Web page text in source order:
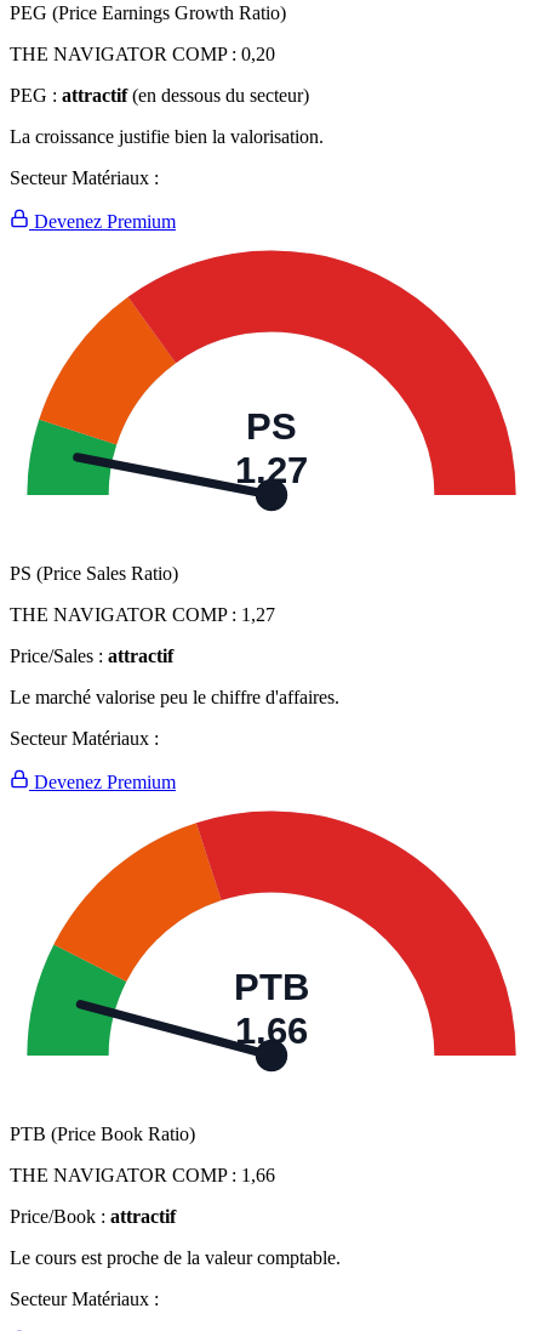
PEG (Price Earnings Growth Ratio)
THE NAVIGATOR COMP : 0,20
PEG : attractif (en dessous du secteur)
La croissance justifie bien la valorisation.
Secteur Matériaux :
Devenez Premium
PS
1,27
PS (Price Sales Ratio)
THE NAVIGATOR COMP : 1,27
Price/Sales : attractif
Le marché valorise peu le chiffre d'affaires.
Secteur Matériaux :
Devenez Premium
PTB
1,66
PTB (Price Book Ratio)
THE NAVIGATOR COMP : 1,66
Price/Book : attractif
Le cours est proche de la valeur comptable.
Secteur Matériaux :